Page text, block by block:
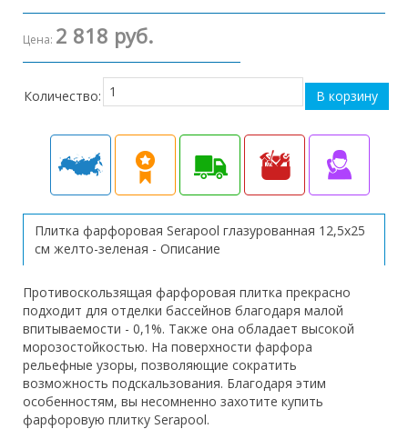
Цена: 2 818 руб.
Количество:
Плитка фарфоровая Serapool глазурованная 12,5x25
см желто-зеленая - Описание
Противоскользящая фарфоровая плитка прекрасно
подходит для отделки бассейнов благодаря малой
впитываемости - 0,1%. Также она обладает высокой
морозостойкостью. На поверхности фарфора
рельефные узоры, позволяющие сократить
возможность подскальзования. Благодаря этим
особенностям, вы несомненно захотите купить
фарфоровую плитку Serapool.